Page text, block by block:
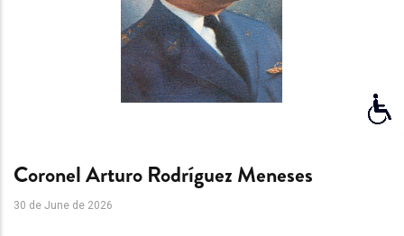
Coronel Arturo Rodríguez Meneses
30 de June de 2026